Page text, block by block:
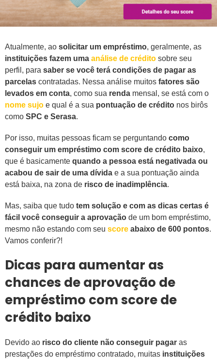
Atualmente, ao solicitar um empréstimo, geralmente, as
instituições fazem uma análise de crédito sobre seu
perfil, para saber se você terá condições de pagar as
parcelas contratadas. Nessa análise muitos fatores são
levados em conta, como sua renda mensal, se está com o
nome sujo e qual é a sua pontuação de crédito nos birôs
como SPC e Serasa.
Por isso, muitas pessoas ficam se perguntando como
conseguir um empréstimo com score de crédito baixo,
que é basicamente quando a pessoa está negativada ou
acabou de sair de uma dívida e a sua pontuação ainda
está baixa, na zona de risco de inadimplência.
Mas, saiba que tudo tem solução e com as dicas certas é
fácil você conseguir a aprovação de um bom empréstimo,
mesmo não estando com seu score abaixo de 600 pontos.
Vamos conferir?!
Dicas para aumentar as
chances de aprovação de
empréstimo com score de
crédito baixo
Devido ao risco do cliente não conseguir pagar as
prestações do empréstimo contratado, muitas instituições